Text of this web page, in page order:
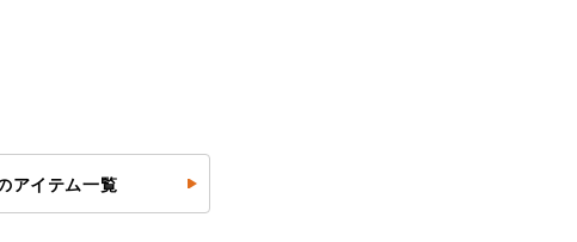
アイテム一覧